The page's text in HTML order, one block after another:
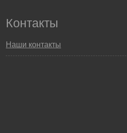
Контакты
Наши контакты